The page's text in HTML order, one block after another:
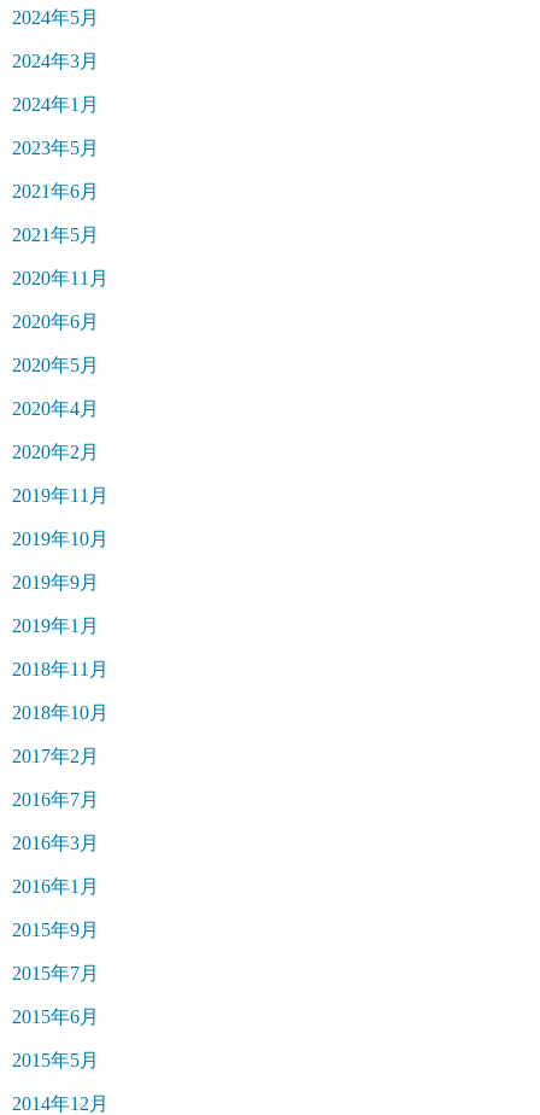
2024年5月
2024年3月
2024年1月
2023年5月
2021年6月
2021年5月
2020年11月
2020年6月
2020年5月
2020年4月
2020年2月
2019年11月
2019年10月
2019年9月
2019年1月
2018年11月
2018年10月
2017年2月
2016年7月
2016年3月
2016年1月
2015年9月
2015年7月
2015年6月
2015年5月
2014年12月